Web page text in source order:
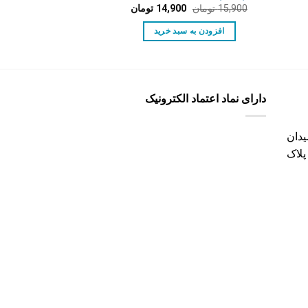
15,900 تومان قیمت
اصلی:
15,900 تومان
بود.
14,900 تومانقیمت
افزودن به سبد خرید
دارای نماد اعتماد الکترونیک